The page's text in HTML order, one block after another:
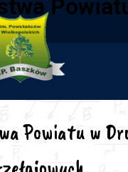
Powiatu w